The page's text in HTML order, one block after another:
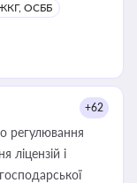
ОСББ
+62
регулювання
і